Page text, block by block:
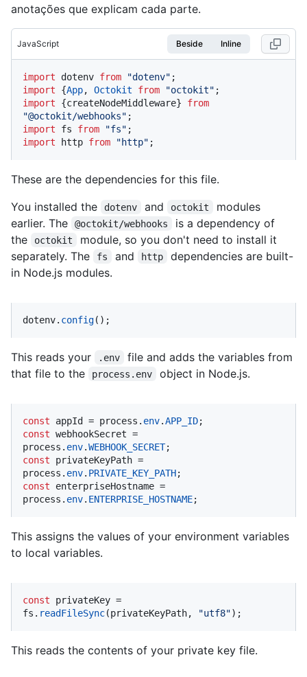
anotações que explicam cada parte.
JavaScript Beside Inline
import dotenv from "dotenv"
import {App, Octokit from "octokit"
import {createNodeMiddleware} from
"@octokit/webhooks"
import fs from "fs"
import http from "http" ;
These are the dependencies for this file.
You installed the
dotenv and octokit
modules
earlier. The
@octokit/webhooks
is a dependency of
the
octokit
module, so you don't need to install it
separately. The
fs and http
dependencies are built-
in Node.js modules.
dotenv. config();
This reads your .env
file and adds the variables from
that file to the
process.env object in Node.js.
const appId = process. env.APP_ID
const webhookSecret =
process. env.WEBHOOK_SECRET
const privateKeyPath =
process. env. PRIVATE_KEY_PATH
const enterpriseHostname =
process. env. ENTERPRISE_HOSTNAME;
This assigns the values of your environment variables
to local variables.
const privateKey =
fs. readFileSync(privateKeyPath, "utf8");
This reads the contents of your private key file.